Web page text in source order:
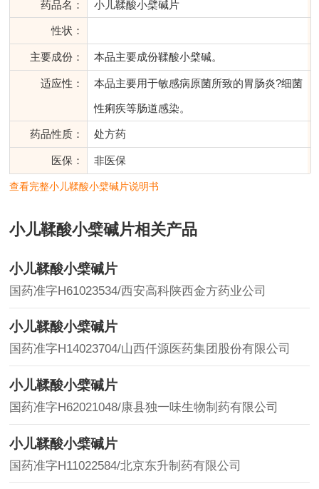
药品名： 小儿鞣酸小檗碱片
性状：
主要成份： 本品主要成份鞣酸小檗碱。
适应性： 本品主要用于敏感病原菌所致的胃肠炎?细菌
性痢疾等肠道感染。
药品性质： 处方药
医保： 非医保
查看完整小儿鞣酸小檗碱片说明书
小儿鞣酸小檗碱片相关产品
小儿鞣酸小檗碱片
国药准字H61023534/西安高科陕西金方药业公司
小儿鞣酸小檗碱片
国药准字H14023704/山西仟源医药集团股份有限公司
小儿鞣酸小檗碱片
国药准字H62021048/康县独一味生物制药有限公司
小儿鞣酸小檗碱片
国药准字H11022584/北京东升制药有限公司